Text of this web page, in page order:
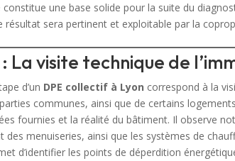
constitue une base solide pour la suite du
résultat sera pertinent et exploitable par la
La visite technique de
d’un DPE collectif à Lyon correspond à la
communes, ainsi que de certains
fournies et la réalité du bâtiment. Il observe
des menuiseries, ainsi que les systèmes de
d’identifier les points de déperdition